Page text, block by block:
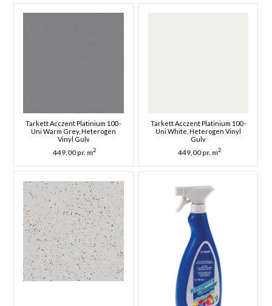
Tarkett Acczent Platinium 100 -
Uni Warm Grey, Heterogen
Vinyl Gulv
449,00 pr. m2
Tarkett Acczent Platinium 100 -
Uni White, Heterogen Vinyl
Gulv
449,00 pr. m2